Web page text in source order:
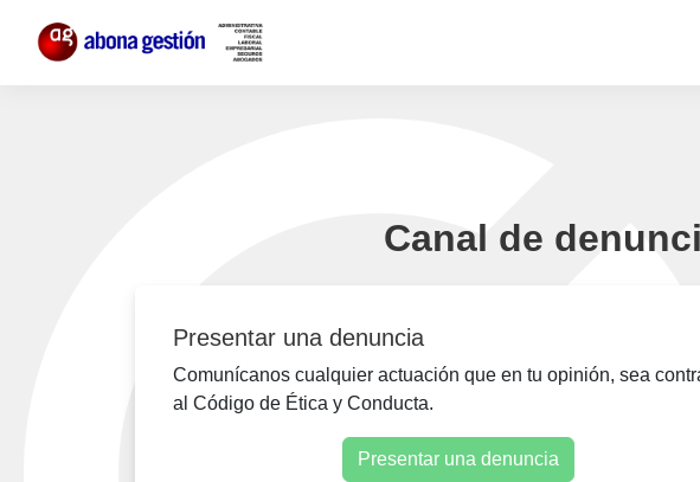
Canal de
Presentar una denuncia
Comunícanos cualquier actuación que en tu opinión, sea
al Código de Ética y Conducta.
Presentar una denuncia